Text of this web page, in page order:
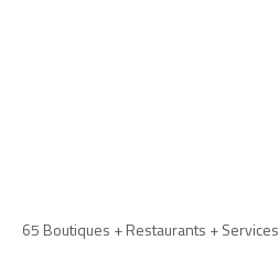
65 Boutiques + Restaurants + Services